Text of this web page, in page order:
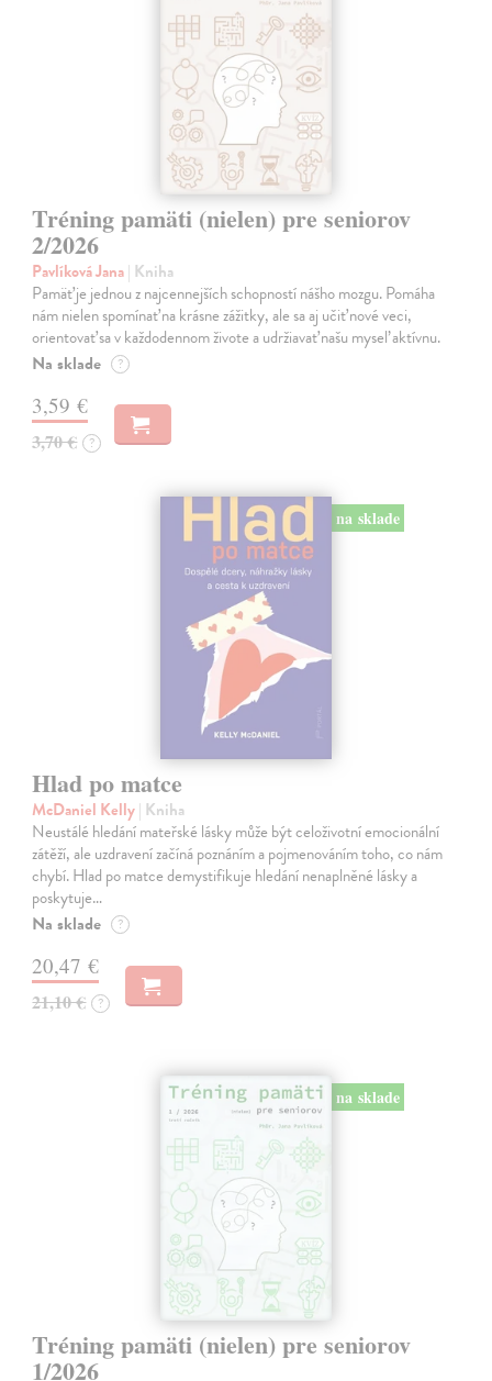
Tréning pamäti (nielen) pre seniorov
2/2026
Pavlíková Jana| Kniha
Pamäť je jednou z najcennejších schopností nášho mozgu. Pomáha
nám nielen spomínať na krásne zážitky, ale sa aj učiť nové veci,
orientovať sa v každodennom živote a udržiavať našu myseľ aktívnu.
Na sklade ?
3,59 €
3,70 € ?
na sklade
Hlad po matce
McDaniel Kelly| Kniha
Neustálé hledání mateřské lásky může být celoživotní emocionální
zátěží, ale uzdravení začíná poznáním a pojmenováním toho, co nám
chybí. Hlad po matce demystifikuje hledání nenaplněné lásky a
poskytuje…
Na sklade ?
20,47 €
21,10 € ?
na sklade
Tréning pamäti (nielen) pre seniorov
1/2026